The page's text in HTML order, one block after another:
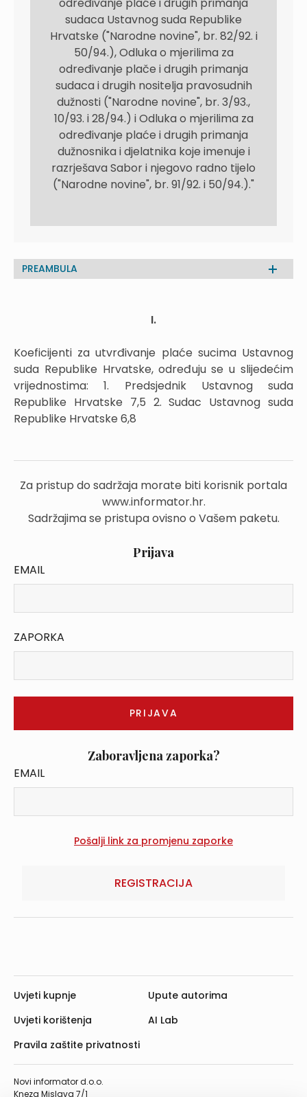
sudaca Ustavnog suda Republike
Hrvatske ("Narodne novine", br. 82/92. i
50/94.), Odluka o mjerilima za
određivanje plače i drugih primanja
sudaca i drugih nositelja pravosudnih
dužnosti ("Narodne novine", br. 3/93.,
10/93. i 28/94.) i Odluka o mjerilima za
određivanje plaće i drugih primanja
dužnosnika i djelatnika koje imenuje i
razrješava Sabor i njegovo radno tijelo
("Narodne novine", br. 91/92. i 50/94.)."
PREAMBULA
I.
Koeficijenti za utvrđivanje plaće sucima Ustavnog
suda Republike Hrvatske, određuju se u slijedećim
vrijednostima: 1. Predsjednik Ustavnog suda
Republike Hrvatske 7,5 2. Sudac Ustavnog suda
Republike Hrvatske 6,8
Za pristup do sadržaja morate biti korisnik portala
www.informator.hr.
Sadržajima se pristupa ovisno o Vašem paketu.
Prijava
EMAIL
ZAPORKA
Zaboravljena zaporka?
EMAIL
REGISTRACIJA
Novi informator d.o.o.
Kneza Mislava 7/1
Uvjeti kupnje
Uvjeti korištenja
Pravila zaštite privatnosti
Upute autorima
AI Lab